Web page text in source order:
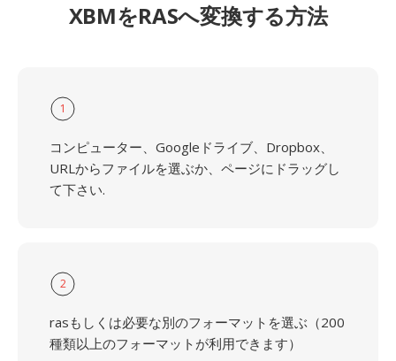
XBMをRASへ変換する方法
1
コンピューター、Googleドライブ、Dropbox、
URLからファイルを選ぶか、ページにドラッグし
て下さい.
2
rasもしくは必要な別のフォーマットを選ぶ（200
種類以上のフォーマットが利用できます）